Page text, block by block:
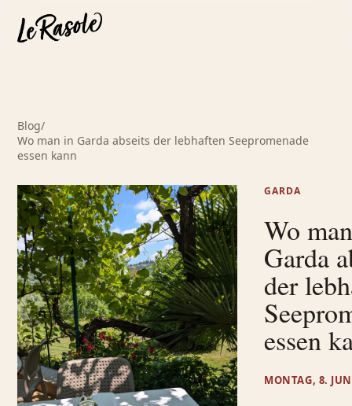
Blog/
Wo man in Garda abseits der lebhaften Seepromenade
essen kann
GARDA
Wo
Garda
der
essen
MONTAG, 8.